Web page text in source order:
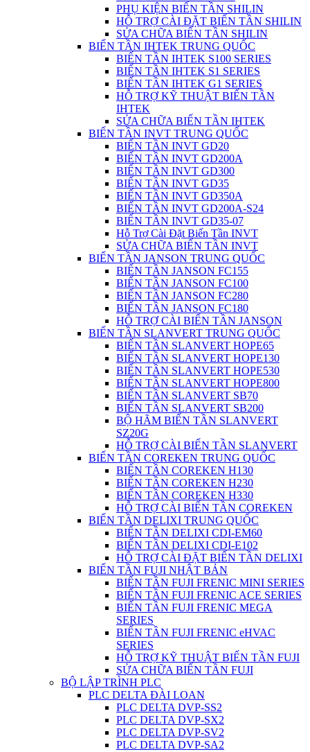
PHỤ KIỆN BIẾN TẦN SHILIN
HỖ TRỢ CÀI ĐẶT BIẾN TẦN SHILIN
SỬA CHỮA BIẾN TẦN SHILIN
BIẾN TẦN IHTEK TRUNG QUỐC
BIẾN TẦN IHTEK S100 SERIES
BIẾN TẦN IHTEK S1 SERIES
BIẾN TẦN IHTEK G1 SERIES
HỖ TRỢ KỸ THUẬT BIẾN TẦN
IHTEK
SỬA CHỮA BIẾN TẦN IHTEK
BIẾN TẦN INVT TRUNG QUỐC
BIẾN TẦN INVT GD20
BIẾN TẦN INVT GD200A
BIẾN TẦN INVT GD300
BIẾN TẦN INVT GD35
BIẾN TẦN INVT GD350A
BIẾN TẦN INVT GD200A-S24
BIẾN TẦN INVT GD35-07
Hỗ Trợ Cài Đặt Biến Tần INVT
SỬA CHỮA BIẾN TẦN INVT
BIẾN TẦN JANSON TRUNG QUỐC
BIẾN TẦN JANSON FC155
BIẾN TẦN JANSON FC100
BIẾN TẦN JANSON FC280
BIẾN TẦN JANSON FC180
HỖ TRỢ CÀI BIẾN TẦN JANSON
BIẾN TẦN SLANVERT TRUNG QUỐC
BIẾN TẦN SLANVERT HOPE65
BIẾN TẦN SLANVERT HOPE130
BIẾN TẦN SLANVERT HOPE530
BIẾN TẦN SLANVERT HOPE800
BIẾN TẦN SLANVERT SB70
BIẾN TẦN SLANVERT SB200
BỘ HÃM BIẾN TẦN SLANVERT
SZ20G
HỖ TRỢ CÀI BIẾN TẦN SLANVERT
BIẾN TẦN COREKEN TRUNG QUỐC
BIẾN TẦN COREKEN H130
BIẾN TẦN COREKEN H230
BIẾN TẦN COREKEN H330
HỖ TRỢ CÀI BIẾN TẦN COREKEN
BIẾN TẦN DELIXI TRUNG QUỐC
BIẾN TẦN DELIXI CDI-EM60
BIẾN TẦN DELIXI CDI-E102
HỖ TRỢ CÀI ĐẶT BIẾN TẦN DELIXI
BIẾN TẦN FUJI NHẬT BẢN
BIẾN TẦN FUJI FRENIC MINI SERIES
BIẾN TẦN FUJI FRENIC ACE SERIES
BIẾN TẦN FUJI FRENIC MEGA
SERIES
BIẾN TẦN FUJI FRENIC eHVAC
SERIES
HỖ TRỢ KỸ THUẬT BIẾN TẦN FUJI
SỬA CHỮA BIẾN TẦN FUJI
BỘ LẬP TRÌNH PLC
PLC DELTA ĐÀI LOAN
PLC DELTA DVP-SS2
PLC DELTA DVP-SX2
PLC DELTA DVP-SV2
PLC DELTA DVP-SA2